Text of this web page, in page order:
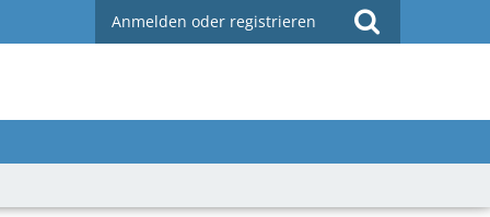
Anmelden oder registrieren